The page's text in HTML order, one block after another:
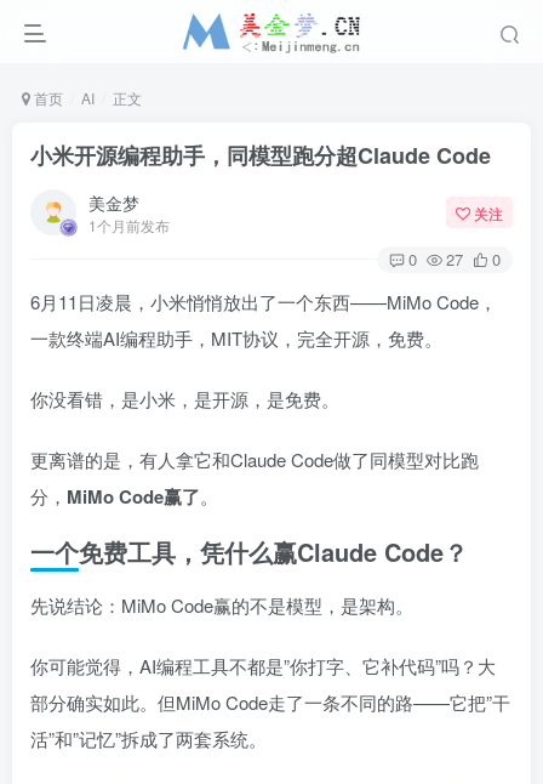
首页 AI 正文
小米开源编程助手，同模型跑分超Claude Code
美金梦
1个月前发布
关注
0 27 0
6月11日凌晨，小米悄悄放出了一个东西——MiMo Code，
一款终端AI编程助手，MIT协议，完全开源，免费。
你没看错，是小米，是开源，是免费。
更离谱的是，有人拿它和Claude Code做了同模型对比跑
分， MiMo Code赢了。
一个免费工具，凭什么赢Claude Code？
先说结论：MiMo Code赢的不是模型，是架构。
你可能觉得，AI编程工具不都是”你打字、它补代码”吗？大
部分确实如此。但MiMo Code走了一条不同的路——它把”干
活”和”记忆”拆成了两套系统。